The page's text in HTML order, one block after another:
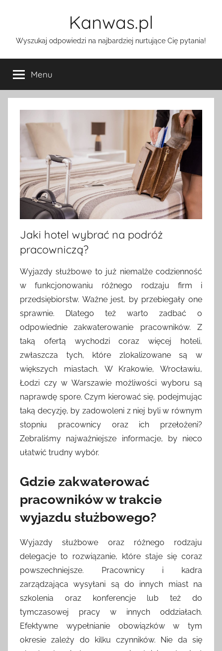
Kanwas.pl
Wyszukaj odpowiedzi na najbardziej nurtujące Cię pytania!
Menu
Jaki hotel wybrać na podróż
pracowniczą?
Wyjazdy służbowe to już niemalże codzienność
w funkcjonowaniu różnego rodzaju firm i
przedsiębiorstw. Ważne jest, by przebiegały one
sprawnie. Dlatego też warto zadbać o
odpowiednie zakwaterowanie pracowników. Z
taką ofertą wychodzi coraz więcej hoteli,
zwłaszcza tych, które zlokalizowane są w
większych miastach. W Krakowie, Wrocławiu,
Łodzi czy w Warszawie możliwości wyboru są
naprawdę spore. Czym kierować się, podejmując
taką decyzję, by zadowoleni z niej byli w równym
stopniu pracownicy oraz ich przełożeni?
Zebraliśmy najważniejsze informacje, by nieco
ułatwić trudny wybór.
Gdzie zakwaterować
pracowników w trakcie
wyjazdu służbowego?
Wyjazdy służbowe oraz różnego rodzaju
delegacje to rozwiązanie, które staje się coraz
powszechniejsze. Pracownicy i kadra
zarządzająca wysyłani są do innych miast na
szkolenia oraz konferencje lub też do
tymczasowej pracy w innych oddziałach.
Efektywne wypełnianie obowiązków w tym
okresie zależy do kilku czynników. Nie da się